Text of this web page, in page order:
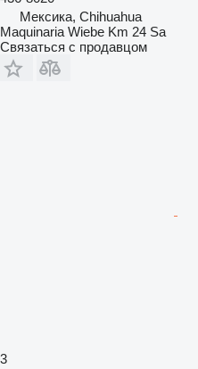
Мексика, Chihuahua
Maquinaria Wiebe Km 24 Sa
Связаться с продавцом
3